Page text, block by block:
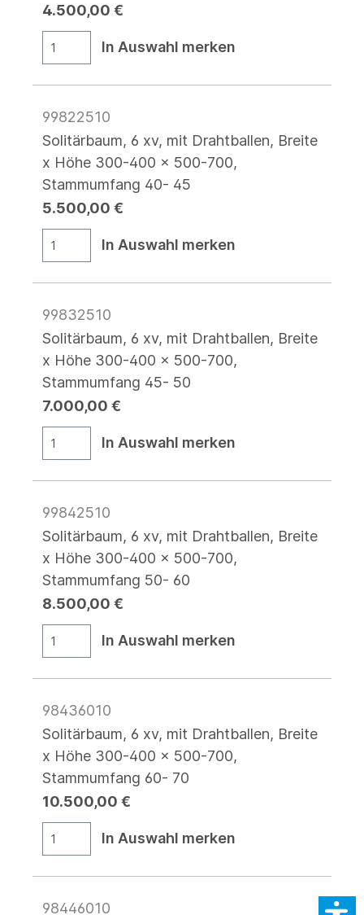
4.500,00 €
In Auswahl merken
99822510
Solitärbaum, 6 xv, mit Drahtballen, Breite
x Höhe 300-400 x 500-700,
Stammumfang 40- 45
5.500,00 €
In Auswahl merken
99832510
Solitärbaum, 6 xv, mit Drahtballen, Breite
x Höhe 300-400 x 500-700,
Stammumfang 45- 50
7.000,00 €
In Auswahl merken
99842510
Solitärbaum, 6 xv, mit Drahtballen, Breite
x Höhe 300-400 x 500-700,
Stammumfang 50- 60
8.500,00 €
In Auswahl merken
98436010
Solitärbaum, 6 xv, mit Drahtballen, Breite
x Höhe 300-400 x 500-700,
Stammumfang 60- 70
10.500,00 €
In Auswahl merken
98446010